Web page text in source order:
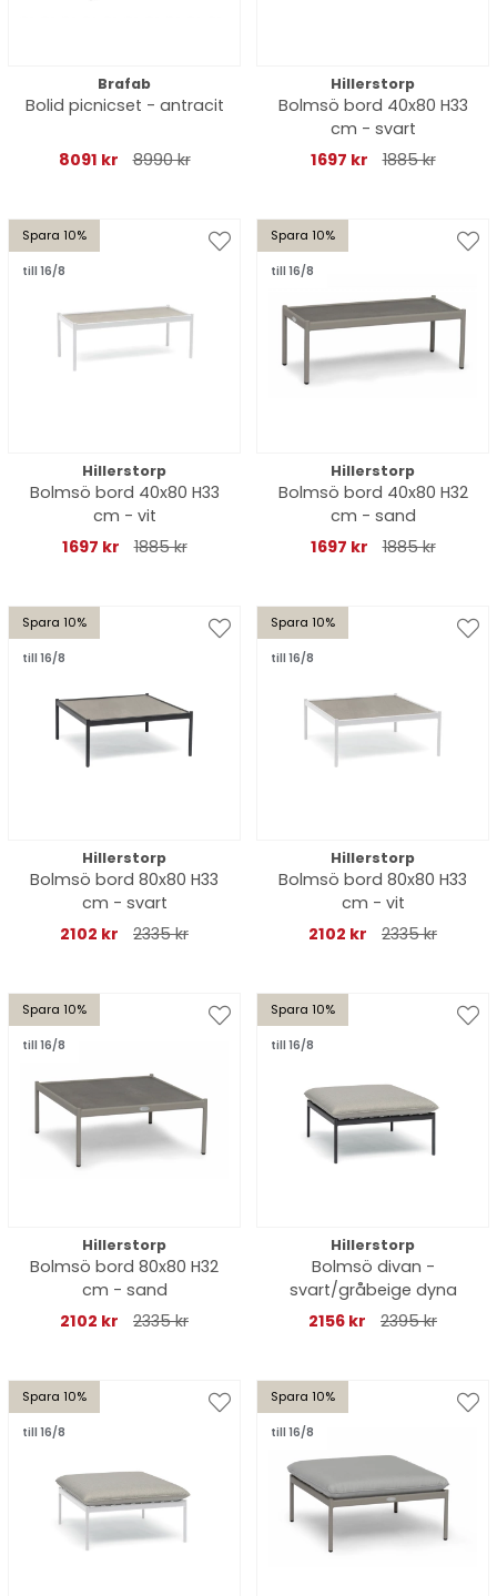
Brafab
Bolid picnicset - antracit
8091 kr 8990 kr
Hillerstorp
Bolmsö bord 40x80 H33
cm - svart
1697 kr
1885 kr
Spara 10%
till 16/8
Hillerstorp
Bolmsö bord 40x80 H33
cm - vit
1697 kr
1885 kr
Spara 10%
till 16/8
Hillerstorp
Bolmsö bord 40x80 H32
cm - sand
1697 kr
1885 kr
Spara 10%
till 16/8
Hillerstorp
Bolmsö bord 80x80 H33
cm - svart
2102 kr
2335 kr
Spara 10%
till 16/8
Hillerstorp
Bolmsö bord 80x80 H33
cm - vit
2102 kr
2335 kr
Spara 10%
till 16/8
Hillerstorp
Bolmsö bord 80x80 H32
cm - sand
2102 kr
2335 kr
Spara 10%
till 16/8
Hillerstorp
Bolmsö divan -
svart/gråbeige dyna
2156 kr
2395 kr
Spara 10%
till 16/8
Spara 10%
till 16/8